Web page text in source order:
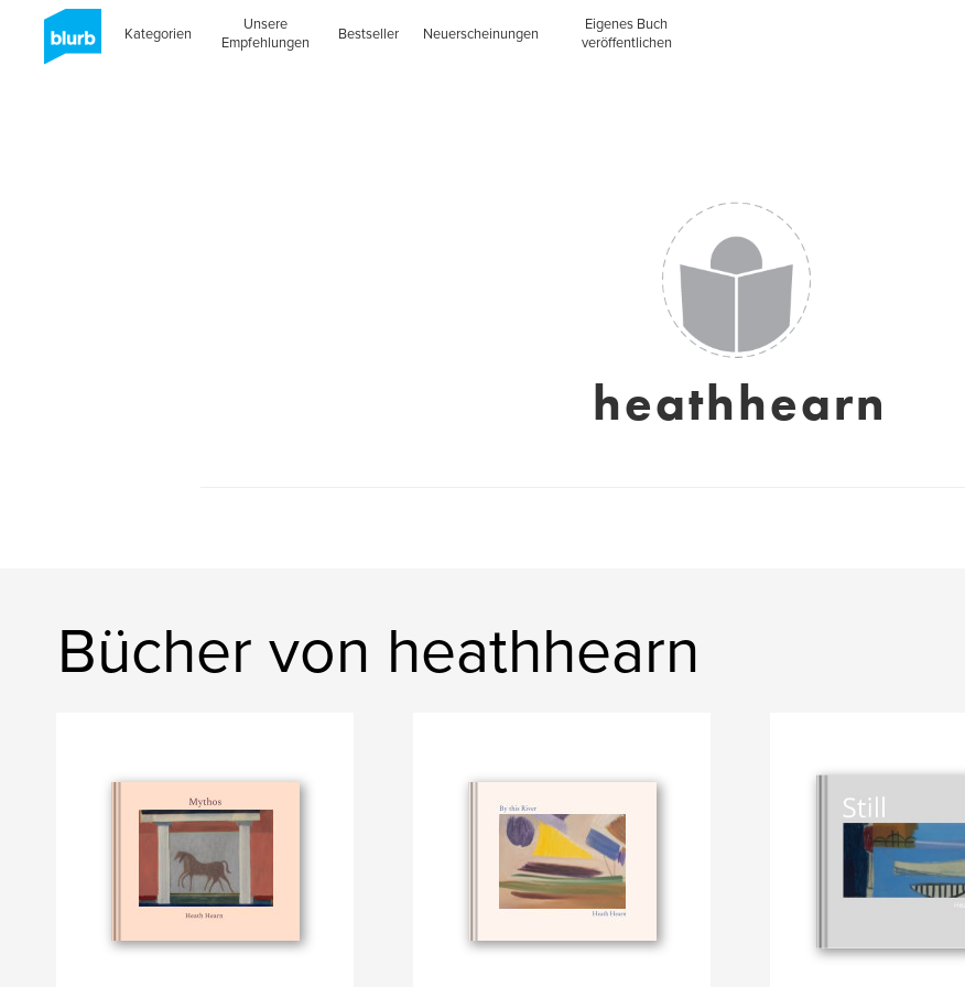
Kategorien
Unsere
Empfehlungen
Bestseller Neuerscheinungen
Eigenes Buch
veröffentlichen
heathhearn
Bücher von heathhearn